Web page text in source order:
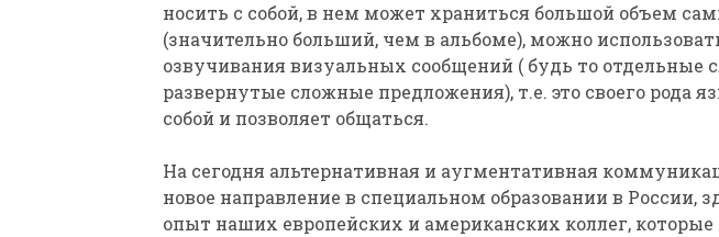
носить с собой, в нем может храниться большой объем
(значительно больший, чем в альбоме), можно
озвучивания визуальных сообщений ( будь то отдельные
развернутые сложные предложения), т.е. это своего рода
собой и позволяет общаться.
На сегодня альтернативная и аугментативная
новое направление в специальном образовании в России,
опыт наших европейских и американских коллег, которые